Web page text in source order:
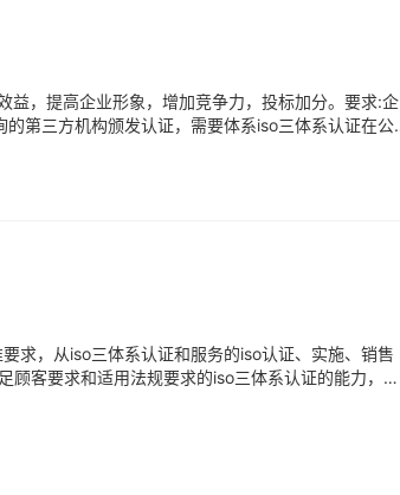
益，提高企业形象，增加竞争力，投标加分。要求:企
第三方机构颁发认证，需要体系iso三体系认证在公
求，从iso三体系认证和服务的iso认证、实施、销售
顾客要求和适用法规要求的iso三体系认证的能力，目